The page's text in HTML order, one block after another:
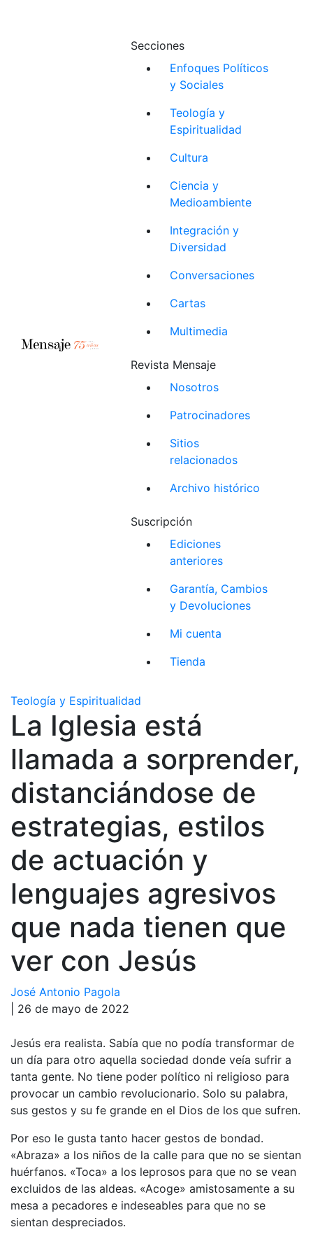
Secciones
Enfoques Políticos
y Sociales
Teología y
Espiritualidad
Cultura
Ciencia y
Medioambiente
Integración y
Diversidad
Conversaciones
Cartas
Multimedia
Revista Mensaje
Nosotros
Patrocinadores
Sitios
relacionados
Archivo histórico
Suscripción
Ediciones
anteriores
Garantía, Cambios
y Devoluciones
Mi cuenta
Tienda
Teología y Espiritualidad
La Iglesia está
llamada a sorprender,
distanciándose de
estrategias, estilos
de actuación y
lenguajes agresivos
que nada tienen que
ver con Jesús
José Antonio Pagola
| 26 de mayo de 2022
Jesús era realista. Sabía que no podía transformar de
un día para otro aquella sociedad donde veía sufrir a
tanta gente. No tiene poder político ni religioso para
provocar un cambio revolucionario. Solo su palabra,
sus gestos y su fe grande en el Dios de los que sufren.
Por eso le gusta tanto hacer gestos de bondad.
«Abraza» a los niños de la calle para que no se sientan
huérfanos. «Toca» a los leprosos para que no se vean
excluidos de las aldeas. «Acoge» amistosamente a su
mesa a pecadores e indeseables para que no se
sientan despreciados.